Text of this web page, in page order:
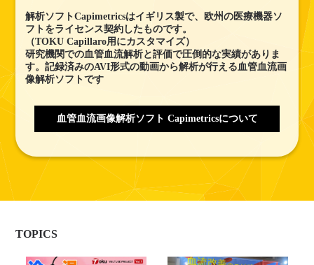
解析ソフトCapimetricsはイギリス製で、欧州の医療機器ソ
フトをライセンス契約したものです。
（TOKU Capillaro用にカスタマイズ）
研究機関での血管血流解析と評価で圧倒的な実績がありま
す。記録済みのAVI形式の動画から解析が行える血管血流画
像解析ソフトです
血管血流画像解析ソフト Capimetricsについて
TOPICS